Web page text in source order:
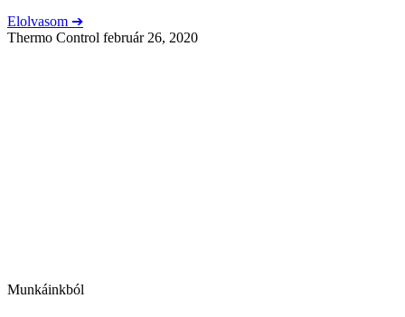
Elolvasom ➔
Thermo Control február 26, 2020
Munkáinkból